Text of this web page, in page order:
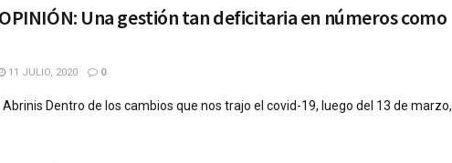
OPINIÓN: Una gestión tan deficitaria en números como
11 JULIO, 2020 0
Abrinis Dentro de los cambios que nos trajo el covid-19, luego del 13 de marzo,